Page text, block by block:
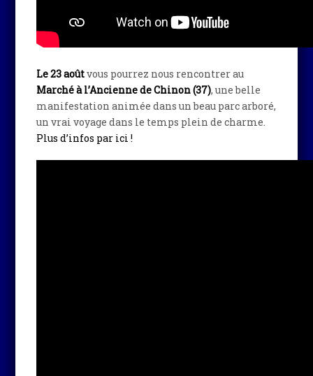
Le 23 aoûtvous pourrez nous rencontrer au
Marché à l’Ancienne de Chinon (37), une belle
manifestation animée dans un beau parc arboré,
un vrai voyage dans le temps plein de charme.
Plus d’infos par ici !